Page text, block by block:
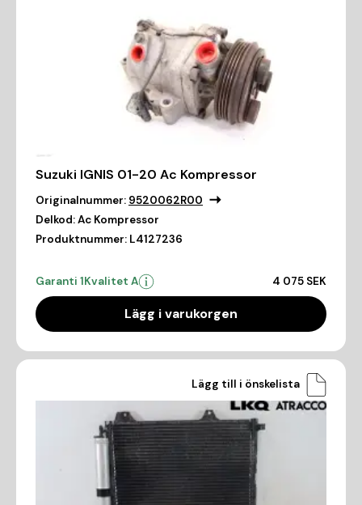
Suzuki IGNIS 01-20 Ac Kompressor
Originalnummer: 9520062R00
Delkod:Ac Kompressor
Produktnummer: L4127236
Garanti 1Kvalitet A 4 075 SEK
Lägg i varukorgen
Lägg till i önskelista